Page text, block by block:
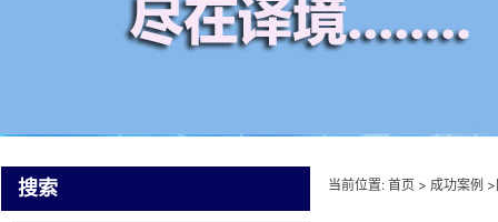
搜索 当前位置: 首页 > 成功案例 >